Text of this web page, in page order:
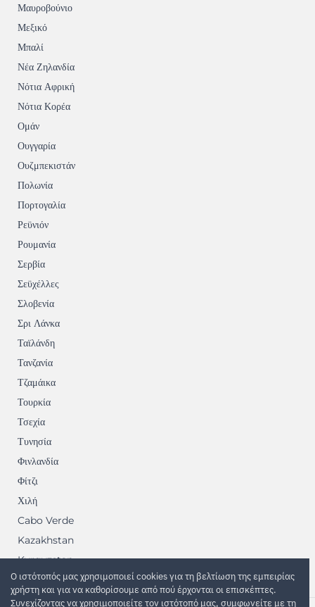
Μαυροβούνιο
Μεξικό
Μπαλί
Νέα Ζηλανδία
Νότια Αφρική
Νότια Κορέα
Ομάν
Ουγγαρία
Ουζμπεκιστάν
Πολωνία
Πορτογαλία
Ρεϋνιόν
Ρουμανία
Σερβία
Σεϋχέλλες
Σλοβενία
Σρι Λάνκα
Ταϊλάνδη
Τανζανία
Τζαμάικα
Τουρκία
Τσεχία
Τυνησία
Φινλανδία
Φίτζι
Χιλή
Cabo Verde
Kazakhstan
Kyrgyzstan
Martinique
Ο ιστότοπός μας χρησιμοποιεί cookies για τη βελτίωση της εμπειρίας
χρήστη και για να καθορίσουμε από πού έρχονται οι επισκέπτες.
Συνεχίζοντας να χρησιμοποιείτε τον ιστότοπό μας, συμφωνείτε με τη